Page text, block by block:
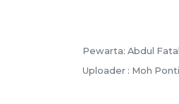
Pewarta: Abdul
Uploader : Moh